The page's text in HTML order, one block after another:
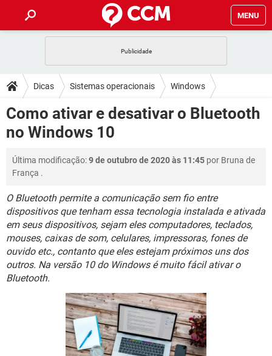
MENU
CELULAR FACEBOOK
OUTLOOK EXCEL
INSTAGRAM
DICAS
JOGOS WHATSAPP
CELULAR FACEBOOK
INSTAGRAM GMAIL
DOWNLOADS
JOGOS
OUTLOOK
INSTAGRAM GMAIL
GUIA DE COMPRAS
FÓRUM
JOGOS WHATSAPP
OUTLOOK EXCEL
INSTAGRAM GMAIL
GUIA DE COMPRAS
GLOSSÁRIO
JOGOS WHATSAPP
CELULAR FACEBOOK
OUTLOOK EXCEL
INSTAGRAM GMAIL
GUIA DE COMPRAS
Dicas Sistemas operacionais Windows
Windows 10
Como ativar e desativar o Bluetooth
no Windows 10
Última modificação:9 de outubro de 2020 às 11:45 por Bruna de
França .
O Bluetooth permite a comunicação sem fio entre
dispositivos que tenham essa tecnologia instalada e ativada
em seus dispositivos, sejam eles computadores, teclados,
mouses, caixas de som, celulares, impressoras, fones de
ouvido etc., contanto que eles estejam próximos uns dos
outros. Na versão 10 do Windows é muito fácil ativar o
Bluetooth.